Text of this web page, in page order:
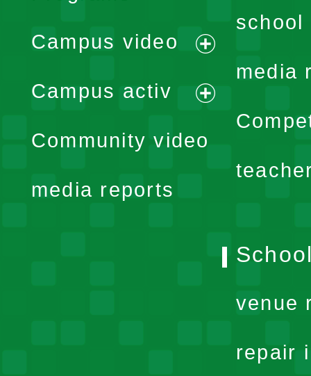
school
media
Campus video
expand
menu
Campus activ
expand
Community video
media reports
venue
repair